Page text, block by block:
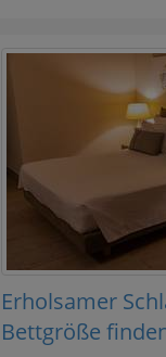
Erholsamer
Bettgröße